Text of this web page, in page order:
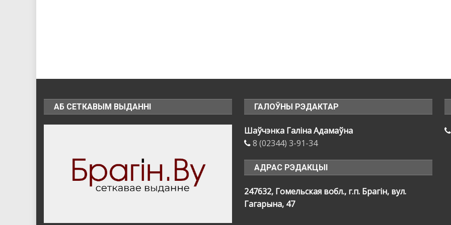
АБ СЕТКАВЫМ ВЫДАННІ ГАЛОЎНЫ РЭДАКТАР
Шаўчэнка Галіна Адамаўна
8 (02344) 3-91-34
АДРАС РЭДАКЦЫІ
247632, Гомельская вобл., г.п. Брагін, вул.
Гагарына, 47